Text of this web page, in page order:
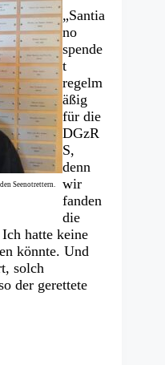
Seenotrettern.
„Santia
no
spende
t
regelm
äßig
für die
DGzR
S,
denn
wir
fanden
die
hatte keine
könnte. Und
solch
der gerettete